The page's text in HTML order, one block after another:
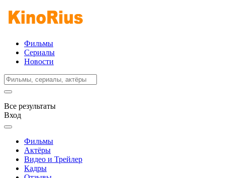
Фильмы
Сериалы
Новости
Все результаты
Вход
Фильмы
Актёры
Видео и Трейлер
Кадры